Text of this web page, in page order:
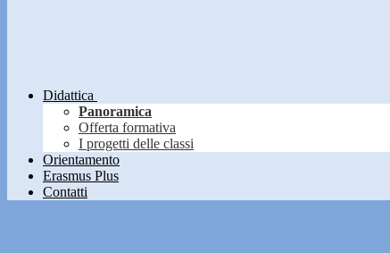
Didattica
Panoramica
Offerta formativa
I progetti delle classi
Orientamento
Erasmus Plus
Contatti